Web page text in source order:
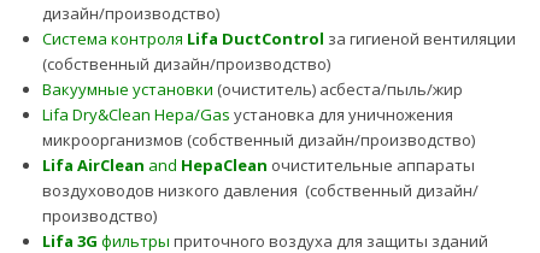
дизайн/производство)
Система контроля Lifa DuctControl за гигиеной вентиляции
(собственный дизайн/производство)
Вакуумные установки (очиститель) асбеста/пыль/жир
Lifa Dry&Clean Hepa/Gas установка для уничножения
микроорганизмов (собственный дизайн/производство)
Lifa AirClean and HepaClean очистительные аппараты
воздуховодов низкого давления (собственный дизайн/
производство)
Lifa 3G фильтры приточного воздуха для защиты зданий